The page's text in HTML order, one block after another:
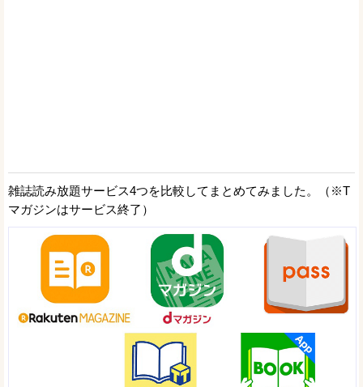
雑誌読み放題サービス4つを比較してまとめてみました。（※T
マガジンはサービス終了）